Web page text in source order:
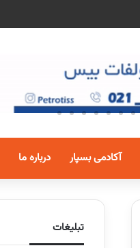
آکادمی بسپار درباره ما
تبلیغات